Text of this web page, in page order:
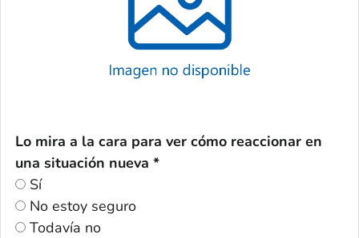
Lo mira a la cara para ver cómo reaccionar en
una situación nueva *
Sí
No estoy seguro
Todavía no